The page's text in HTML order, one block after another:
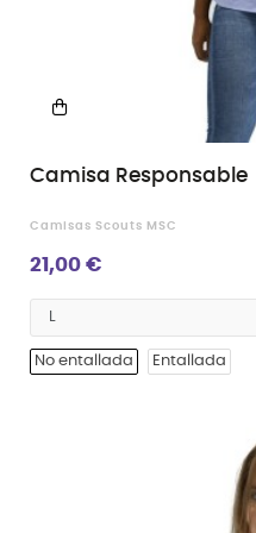
Camisa Responsable
Camisas Scouts MSC
21,00 €
No entallada Entallada